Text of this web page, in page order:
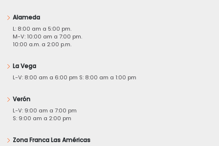
Alameda
L: 8:00 am a 5:00 pm.
M-V: 10:00 am a 7:00 pm.
10:00 a.m. a 2:00 p.m.
La Vega
L-V: 8:00 am a 6:00 pm S: 8:00 am a 1:00 pm
Verón
L-V: 9:00 am a 7:00 pm
S: 9:00 am a 2:00 pm
Zona Franca Las Américas